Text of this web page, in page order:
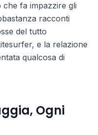
fa impazzire gli
racconti
del tutto
e la relazione
qualcosa di
Ogni